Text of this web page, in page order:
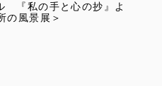
『私の手と心の抄』よ
風景展＞